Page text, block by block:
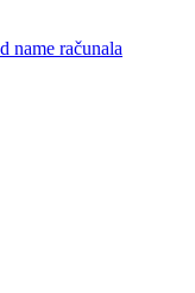
name računala